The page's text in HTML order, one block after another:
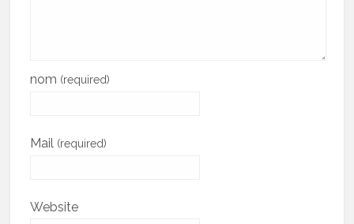
nom (required)
Mail (required)
Website